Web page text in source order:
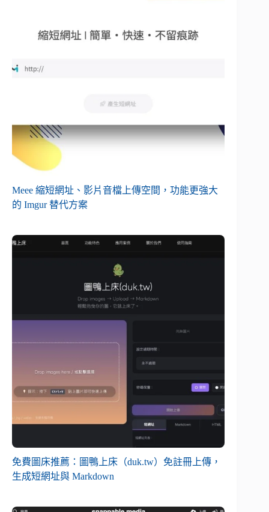
Meee 縮短網址、影片音檔上傳空間，功能更強大
的 Imgur 替代方案
免費圖床推薦：圖鴨上床（duk.tw）免註冊上傳，
生成短網址與 Markdown